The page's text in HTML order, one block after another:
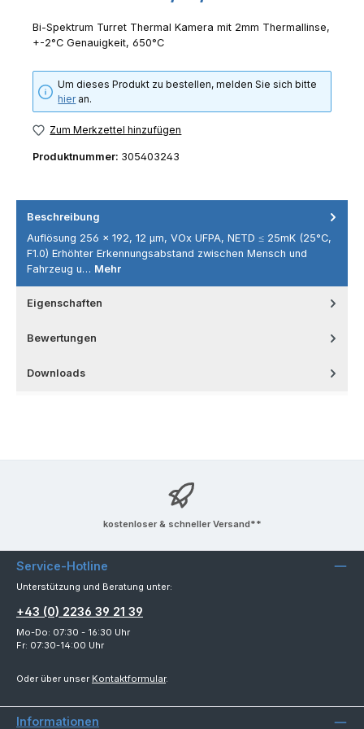
Bi-Spektrum Turret Thermal Kamera mit 2mm Thermallinse,
+-2°C Genauigkeit, 650°C
Um dieses Produkt zu bestellen, melden Sie sich bitte
hieran.
Zum Merkzettel hinzufügen
Produktnummer: 305403243
Beschreibung
Auflösung 256 × 192, 12 μm, VOx UFPA, NETD ≤ 25mK (25°C,
F1.0) Erhöhter Erkennungsabstand zwischen Mensch und
Fahrzeug u… Mehr
Eigenschaften
Bewertungen
Downloads
kostenloser & schneller Versand**
Service-Hotline
Unterstützung und Beratung unter:
+43 (0) 2236 39 21 39
Mo-Do: 07:30 - 16:30 Uhr
Fr: 07:30-14:00 Uhr
Oder über unser Kontaktformular.
Informationen